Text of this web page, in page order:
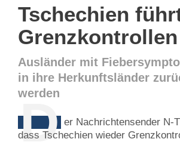
Tschechien
Ausländer mit
in ihre Herkunftsländer
werden
D er Nachrichtensender N-
dass Tschechien wieder